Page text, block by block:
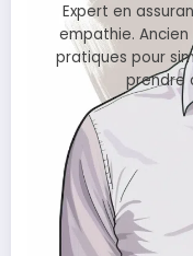
Expert en
empathie.
pratiques pour
prendre